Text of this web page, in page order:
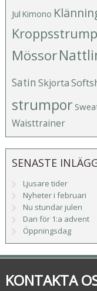
Jul Kimono
Mössor
Satin Skjorta
strumpor
Waisttrainer
SENASTE
Ljusare tider
Nyheter i februari
Nu stundar julen
Dan för 1:a advent
Öppningsdag
KONTAKTA